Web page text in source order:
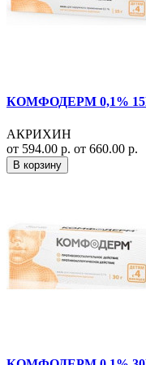
КОМФОДЕРМ 0,1%
АКРИХИН
от 594.00 р. от 660.00 р.
В корзину